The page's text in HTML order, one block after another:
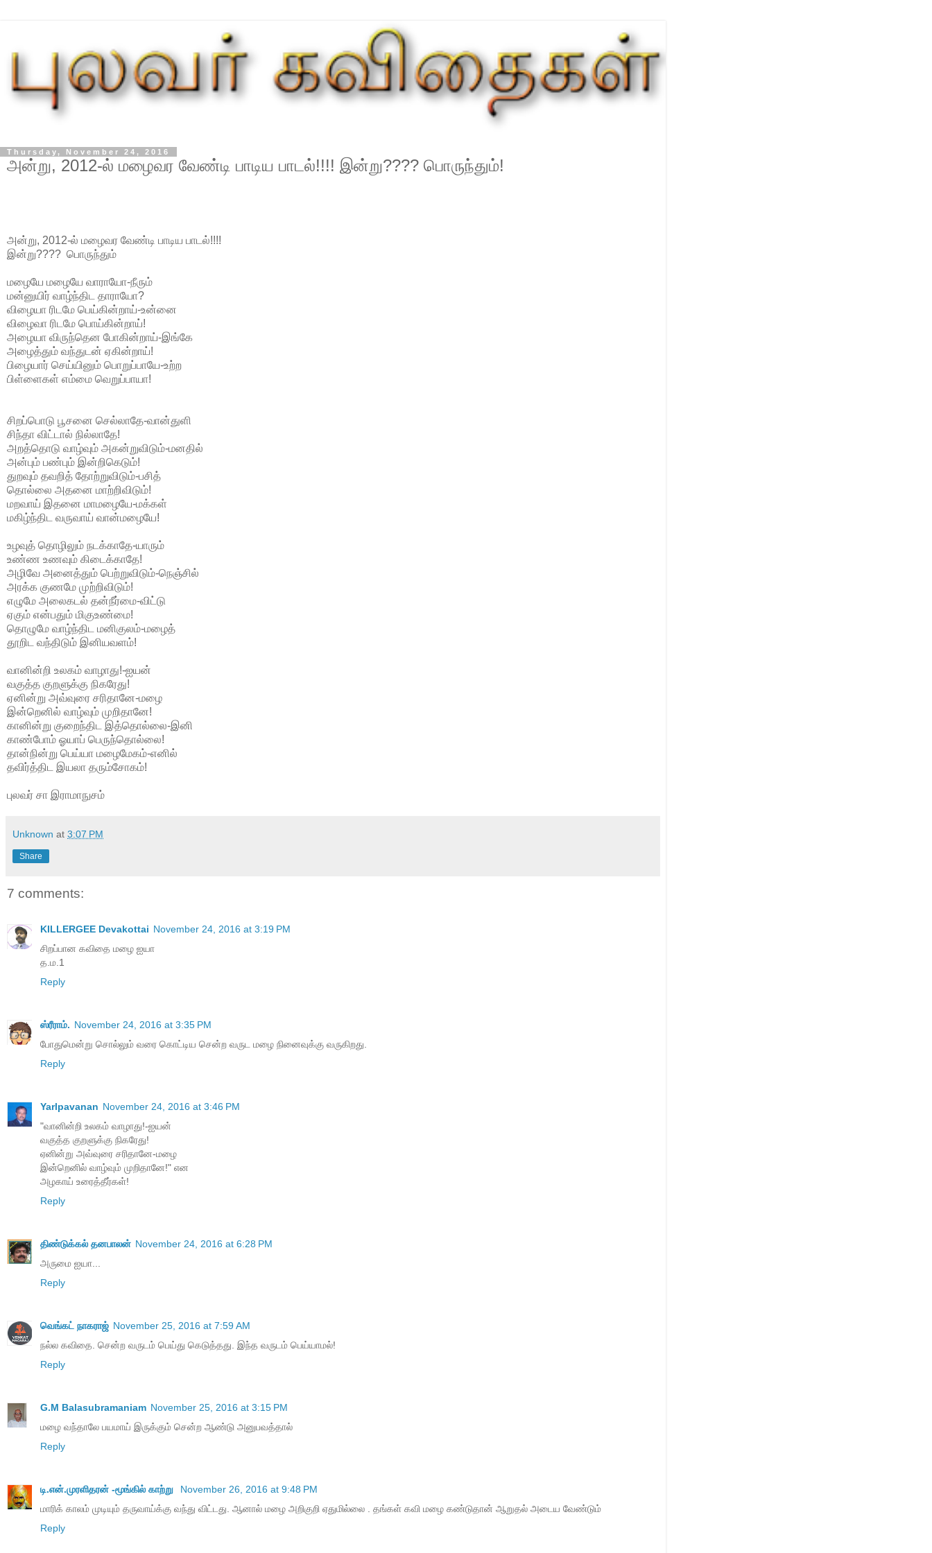
Thursday, November 24, 2016
அன்று, 2012-ல் மழைவர வேண்டி பாடிய பாடல்!!!! இன்று???? பொருந்தும்!
அன்று, 2012-ல் மழைவர வேண்டி பாடிய பாடல்!!!!
இன்று???? பொருந்தும்
மழையே மழையே வாராயோ-நீரும்
மன்னுயிர் வாழ்ந்திட தாராயோ?
விழையா ரிடமே பெய்கின்றாய்-உன்னை
விழைவா ரிடமே பொய்கின்றாய்!
அழையா விருந்தென போகின்றாய்-இங்கே
அழைத்தும் வந்துடன் ஏகின்றாய்!
பிழையார் செய்யினும் பொறுப்பாயே-உற்ற
பிள்ளைகள் எம்மை வெறுப்பாயா!
சிறப்பொடு பூசனை செல்லாதே-வான்துளி
சிந்தா விட்டால் நில்லாதே!
அறத்தொடு வாழ்வும் அகன்றுவிடும்-மனதில்
அன்பும் பண்பும் இன்றிகெடும்!
துறவும் தவறித் தோற்றுவிடும்-பசித்
தொல்லை அதனை மாற்றிவிடும்!
மறவாய் இதனை மாமழையே-மக்கள்
மகிழ்ந்திட வருவாய் வான்மழையே!
உழவுத் தொழிலும் நடக்காதே-யாரும்
உண்ண உணவும் கிடைக்காதே!
அழிவே அனைத்தும் பெற்றுவிடும்-நெஞ்சில்
அரக்க குணமே முற்றிவிடும்!
எழுமே அலைகடல் தன்நீர்மை-விட்டு
ஏகும் என்பதும் மிகுஉண்மை!
தொழுமே வாழ்ந்திட மனிகுலம்-மழைத்
தூறிட வந்திடும் இனியவளம்!
வானின்றி உலகம் வாழாது!-ஐயன்
வகுத்த குறளுக்கு நிகரேது!
ஏனின்று அவ்வுரை சரிதானே-மழை
இன்றெனில் வாழ்வும் முறிதானே!
கானின்று குறைந்திட இத்தொல்லை-இனி
காண்போம் ஓயாப் பெருந்தொல்லை!
தான்நின்று பெய்யா மழைமேகம்-எனில்
தவிர்த்திட இயலா தரும்சோகம்!
புலவர் சா இராமாநுசம்
Unknown at 3:07 PM
Share
7 comments:
KILLERGEE Devakottai November 24, 2016 at 3:19 PM
சிறப்பான கவிதை மழை ஐயா
த.ம.1
Reply
ஸ்ரீராம். November 24, 2016 at 3:35 PM
போதுமென்று சொல்லும் வரை கொட்டிய சென்ற வருட மழை நினைவுக்கு வருகிறது.
Reply
Yarlpavanan November 24, 2016 at 3:46 PM
"வானின்றி உலகம் வாழாது!-ஐயன்
வகுத்த குறளுக்கு நிகரேது!
ஏனின்று அவ்வுரை சரிதானே-மழை
இன்றெனில் வாழ்வும் முறிதானே!" என
அழகாய் உரைத்தீர்கள்!
Reply
திண்டுக்கல் தனபாலன் November 24, 2016 at 6:28 PM
அருமை ஐயா...
Reply
வெங்கட் நாகராஜ் November 25, 2016 at 7:59 AM
நல்ல கவிதை. சென்ற வருடம் பெய்து கெடுத்தது. இந்த வருடம் பெய்யாமல்!
Reply
G.M Balasubramaniam November 25, 2016 at 3:15 PM
மழை வந்தாலே பயமாய் இருக்கும் சென்ற ஆண்டு அனுபவத்தால்
Reply
டி.என்.முரளிதரன் -மூங்கில் காற்று
November 26, 2016 at 9:48 PM
மாரிக் காலம் முடியும் தருவாய்க்கு வந்து விட்டது. ஆனால் மழை அறிகுறி ஏதுமில்லை . தங்கள் கவி மழை கண்டுதான் ஆறுதல் அடைய வேண்டும்
Reply